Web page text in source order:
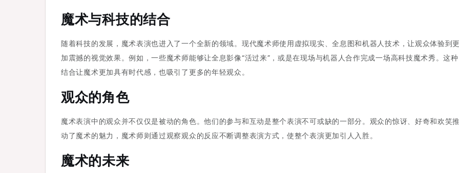
魔术与科技的结合
随着科技的发展，魔术表演也进入了一个全新的领域。现代魔术师使用虚拟现实、全息图和机器人技术，让观众体验到更
加震撼的视觉效果。例如，一些魔术师能够让全息影像“活过来”，或是在现场与机器人合作完成一场高科技魔术秀。这种
结合让魔术更加具有时代感，也吸引了更多的年轻观众。
观众的角色
魔术表演中的观众并不仅仅是被动的角色。他们的参与和互动是整个表演不可或缺的一部分。观众的惊讶、好奇和欢笑推
动了魔术的魅力，魔术师则通过观察观众的反应不断调整表演方式，使整个表演更加引人入胜。
魔术的未来